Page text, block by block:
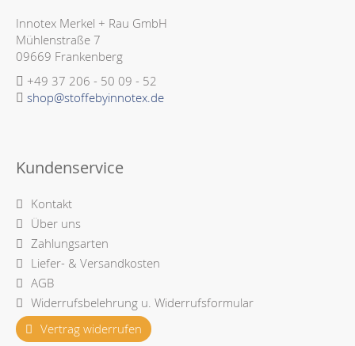
Innotex Merkel + Rau GmbH
Mühlenstraße 7
09669 Frankenberg
+49 37 206 - 50 09 - 52
shop@stoffebyinnotex.de
Kundenservice
Kontakt
Über uns
Zahlungsarten
Liefer- & Versandkosten
AGB
Widerrufsbelehrung u. Widerrufsformular
Vertrag widerrufen